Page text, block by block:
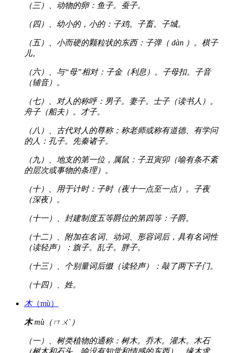
（三）、动物的卵：鱼子。蚕子。
（四）、幼小的，小的：子鸡。子畜。子城。
（五）、小而硬的颗粒状的东西：子弹（ dàn ）。棋子
儿。
（六）、与“母”相对：子金（利息）。子母扣。子音
（辅音）。
（七）、对人的称呼：男子。妻子。士子（读书人）。
舟子（船夫）。才子。
（八）、古代对人的尊称；称老师或称有道德、有学问
的人：孔子。先秦诸子。
（九）、地支的第一位，属鼠：子丑寅卯（喻有条不紊
的层次或事物的条理）。
（十）、用于计时：子时（夜十一点至一点）。子夜
（深夜）。
（十一）、封建制度五等爵位的第四等：子爵。
（十二）、附加在名词、动词、形容词后，具有名词性
（读轻声）：旗子。乱子。胖子。
（十三）、个别量词后缀（读轻声）：敲了两下子门。
（十四）、姓。
木（mù）
木mù（ㄇㄨˋ）
（一）、树类植物的通称：树木。乔木。灌木。木石
（树木和石头，喻没有知觉和情感的东西）。缘木求